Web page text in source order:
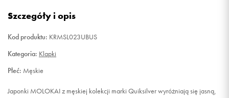
43 28,5 cm
44
Szczegóły i opis
Kod produktu: KRMSL023UBUS
Kategoria: Klapki
Płeć: Męskie
Japonki MOLOKAI z męskiej kolekcji marki Quiksilver wyróżniają się jasną,